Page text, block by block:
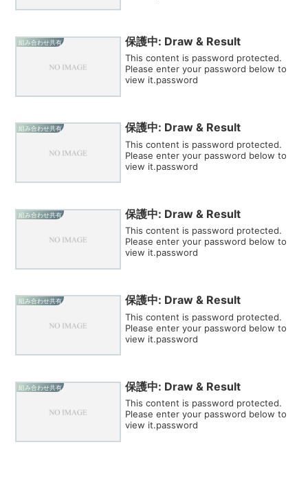
組み合わせ共有 保護中: Draw & Result
This content is password protected.
Please enter your password below to
view it.password
組み合わせ共有 保護中: Draw & Result
This content is password protected.
Please enter your password below to
view it.password
組み合わせ共有 保護中: Draw & Result
This content is password protected.
Please enter your password below to
view it.password
組み合わせ共有 保護中: Draw & Result
This content is password protected.
Please enter your password below to
view it.password
組み合わせ共有 保護中: Draw & Result
This content is password protected.
Please enter your password below to
view it.password